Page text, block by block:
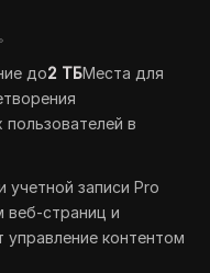
。
до2 ТБМеста для
в
учетной записи Pro
веб-страниц и
контентом